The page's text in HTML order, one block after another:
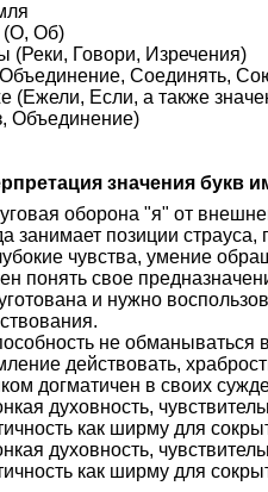
Об)
(Реки, Говори, Изречения)
Соединять,
(Ежели, Если, а также
Объединение)
значения букв
оборона "я" от
занимает позиции страуса,
чувства, умение
понять свое
и нужно
не обманываться
действовать,
догматичен в своих
духовность,
как ширму для
духовность,
как ширму для